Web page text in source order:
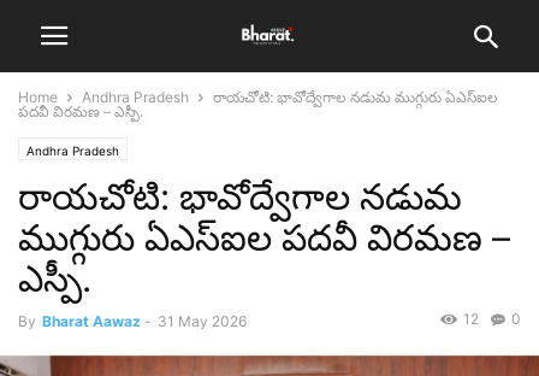
Home Andhra Pradesh
రాయచోటి: భావోద్వేగాల నడుమ ముగ్గురు ఏఎస్ఐల
పదవీ విరమణ – ఎస్పీ.
Andhra Pradesh
రాయచోటి: భావోద్వేగాల నడుమ
ముగ్గురు ఏఎస్ఐల పదవీ విరమణ –
ఎస్పీ.
By Bharat Aawaz - 31 May 2026 0
12